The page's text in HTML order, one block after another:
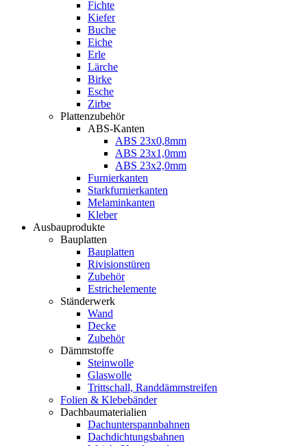
Fichte
Kiefer
Buche
Eiche
Erle
Lärche
Birke
Esche
Zirbe
Plattenzubehör
ABS-Kanten
ABS 23x0,8mm
ABS 23x1,0mm
ABS 23x2,0mm
Furnierkanten
Starkfurnierkanten
Melaminkanten
Kleber
Ausbauprodukte
Bauplatten
Bauplatten
Rivisionstüren
Zubehör
Estrichelemente
Ständerwerk
Wand
Decke
Zubehör
Dämmstoffe
Steinwolle
Glaswolle
Trittschall, Randdämmstreifen
Folien & Klebebänder
Dachbaumaterialien
Dachunterspannbahnen
Dachdichtungsbahnen